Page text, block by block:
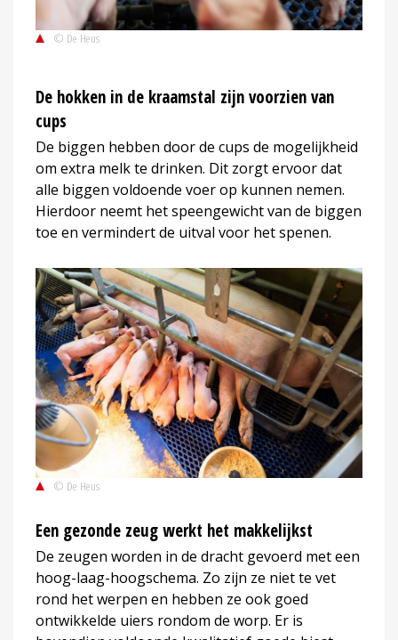
© De Heus
De hokken in de kraamstal zijn voorzien van
cups
De biggen hebben door de cups de mogelijkheid
om extra melk te drinken. Dit zorgt ervoor dat
alle biggen voldoende voer op kunnen nemen.
Hierdoor neemt het speengewicht van de biggen
toe en vermindert de uitval voor het spenen.
© De Heus
Een gezonde zeug werkt het makkelijkst
De zeugen worden in de dracht gevoerd met een
hoog-laag-hoogschema. Zo zijn ze niet te vet
rond het werpen en hebben ze ook goed
ontwikkelde uiers rondom de worp. Er is